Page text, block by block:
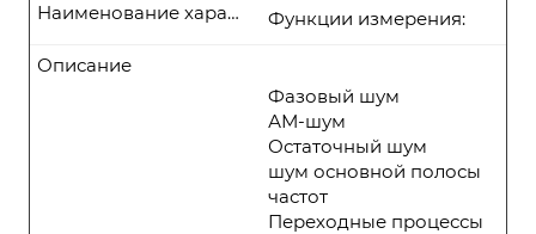
Функции измерения:
Наименование характеристики
Фазовый шум
АМ-шум
Остаточный шум
шум основной полосы
частот
Переходные процессы
Описание